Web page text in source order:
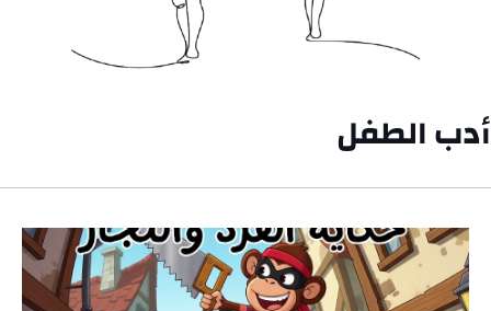
أدب الطفل